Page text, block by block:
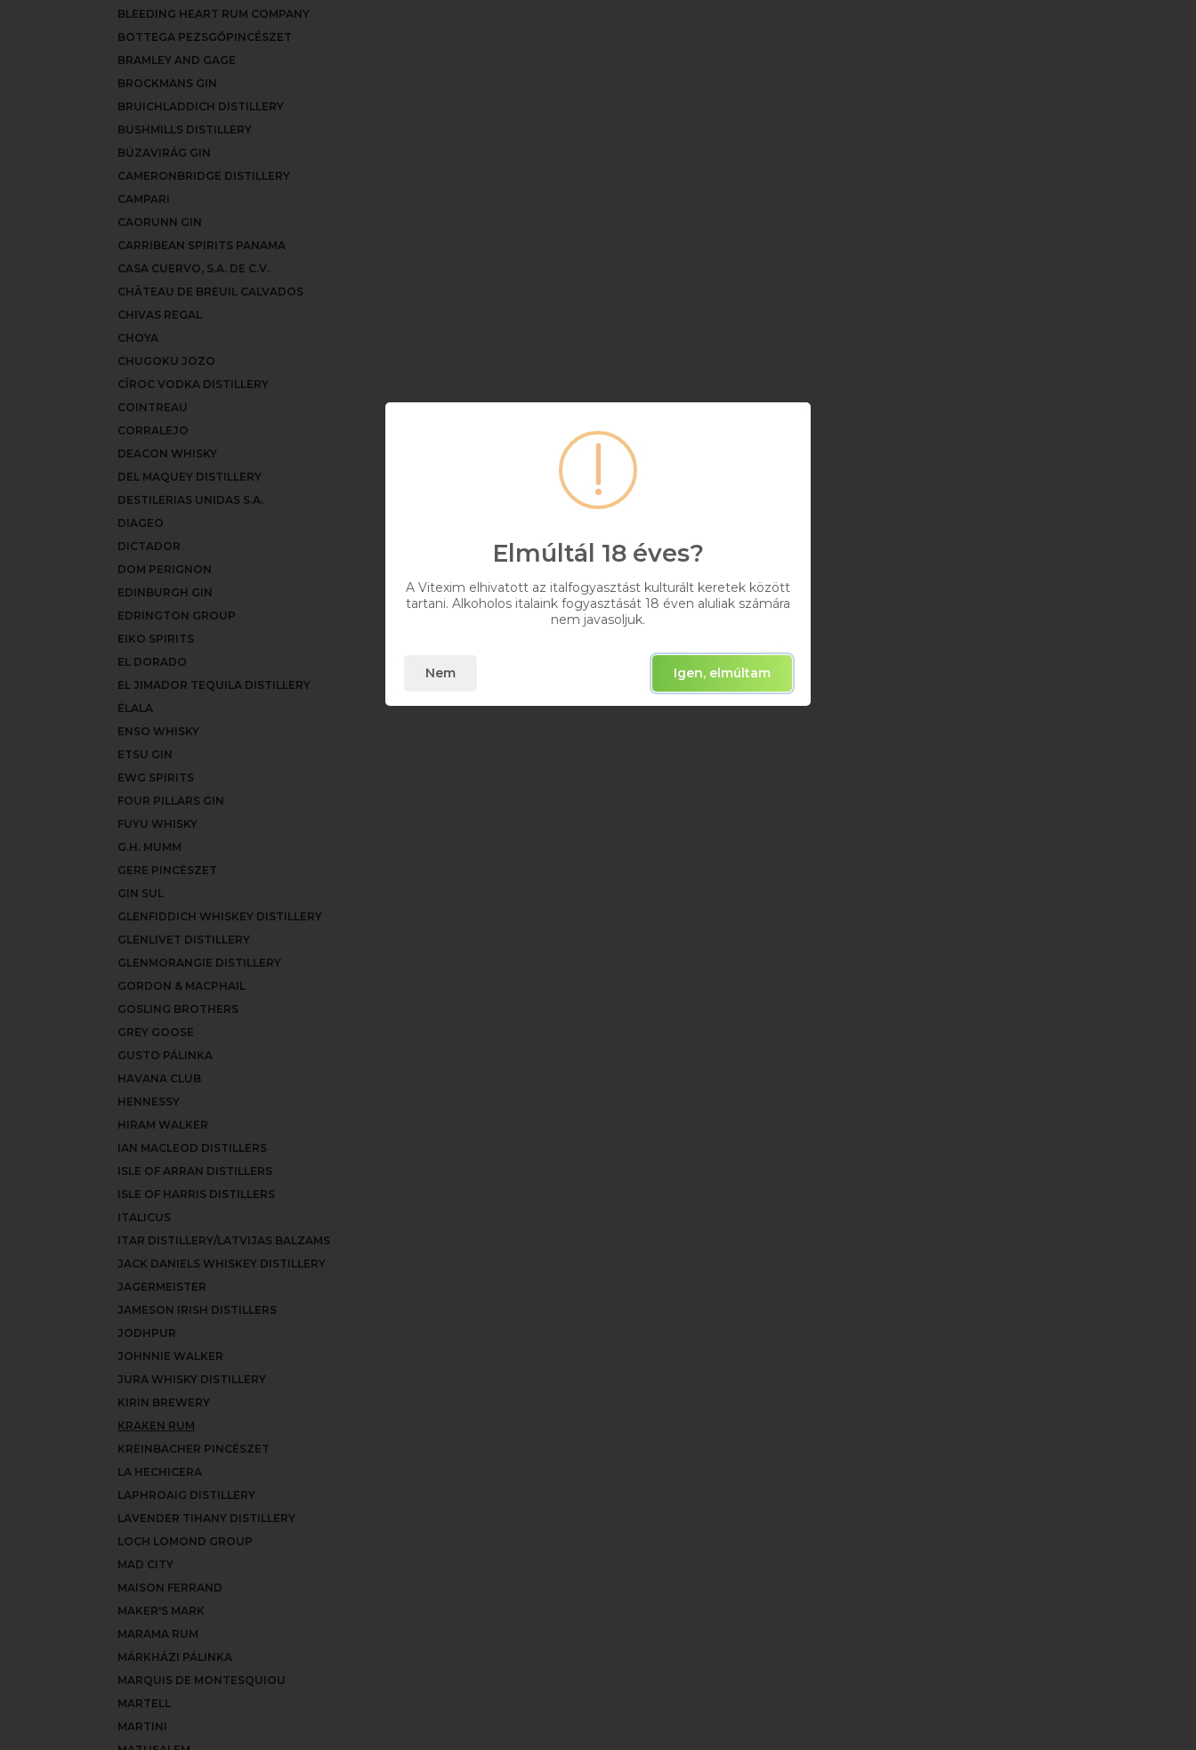
BLEEDING HEART RUM COMPANY
BOTTEGA PEZSGŐPINCÉSZET
BRAMLEY AND GAGE
BROCKMANS GIN
BRUICHLADDICH DISTILLERY
BUSHMILLS DISTILLERY
BÚZAVIRÁG GIN
CAMERONBRIDGE DISTILLERY
CAMPARI
CAORUNN GIN
CARRIBEAN SPIRITS PANAMA
CASA CUERVO, S.A. DE C.V.
CHÂTEAU DE BREUIL CALVADOS
CHIVAS REGAL
CHOYA
CHUGOKU JOZO
CÎROC VODKA DISTILLERY
COINTREAU
CORRALEJO
DEACON WHISKY
DEL MAQUEY DISTILLERY
DESTILERIAS UNIDAS S.A.
DIAGEO
DICTADOR
DOM PERIGNON
EDINBURGH GIN
EDRINGTON GROUP
EIKO SPIRITS
EL DORADO
EL JIMADOR TEQUILA DISTILLERY
ÉLALA
ENSO WHISKY
ETSU GIN
EWG SPIRITS
FOUR PILLARS GIN
FUYU WHISKY
G.H. MUMM
GERE PINCÉSZET
GIN SUL
GLENFIDDICH WHISKEY DISTILLERY
GLENLIVET DISTILLERY
GLENMORANGIE DISTILLERY
GORDON & MACPHAIL
GOSLING BROTHERS
GREY GOOSE
GUSTO PÁLINKA
HAVANA CLUB
HENNESSY
HIRAM WALKER
IAN MACLEOD DISTILLERS
ISLE OF ARRAN DISTILLERS
ISLE OF HARRIS DISTILLERS
ITALICUS
ITAR DISTILLERY/LATVIJAS BALZAMS
JACK DANIELS WHISKEY DISTILLERY
JAGERMEISTER
JAMESON IRISH DISTILLERS
JODHPUR
JOHNNIE WALKER
JURA WHISKY DISTILLERY
KIRIN BREWERY
KRAKEN RUM
KREINBACHER PINCÉSZET
LA HECHICERA
LAPHROAIG DISTILLERY
LAVENDER TIHANY DISTILLERY
LOCH LOMOND GROUP
MAD CITY
MAISON FERRAND
MAKER'S MARK
MARAMA RUM
MÁRKHÁZI PÁLINKA
MARQUIS DE MONTESQUIOU
MARTELL
MARTINI
Elmúltál 18 éves?
A Vitexim elhivatott az italfogyasztást kulturált keretek között
tartani. Alkoholos italaink fogyasztását 18 éven aluliak számára
nem javasoljuk.
Nem Igen, elmúltam